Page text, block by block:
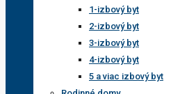
1-izbový byt
2-izbový byt
3-izbový byt
4-izbový byt
5 a viac izbový byt